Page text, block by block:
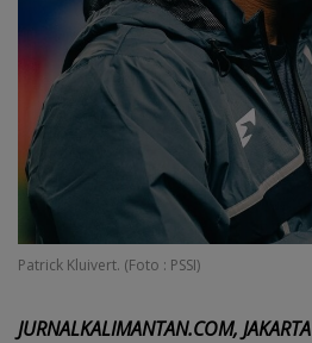
Patrick Kluivert. (Foto : PSSI)
JURNALKALIMANTAN.COM, JAKARTA